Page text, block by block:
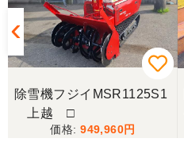
除雪機フジイMSR1125S1
上越 □
949,960